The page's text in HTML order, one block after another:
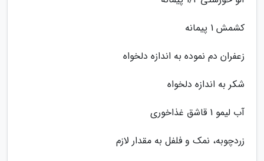
کشمش 1 پیمانه
زعفران دم نموده به اندازه دلخواه
شکر به اندازه دلخواه
آب لیمو 1 قاشق غذاخوری
زردچوبه، نمک و فلفل به مقدار لازم